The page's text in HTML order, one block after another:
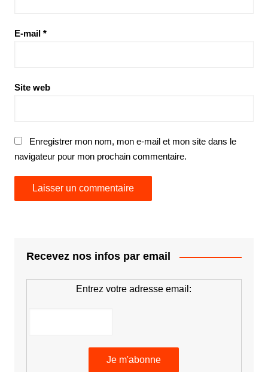
E-mail *
Site web
Enregistrer mon nom, mon e-mail et mon site dans le
navigateur pour mon prochain commentaire.
Recevez nos infos par email
Entrez votre adresse email: